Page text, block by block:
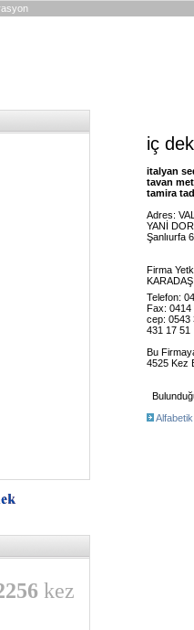
kez
iç
italyan
tavan
tamira
Adres:
YANİ
Şanlıurfa
Firma
KARADAŞ
Telefon:
Fax: 0414
cep: 0543
431 17 51
Bu
4525 Kez